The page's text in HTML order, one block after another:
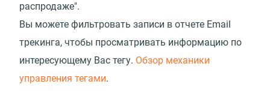
распродаже".
Вы можете фильтровать записи в отчете Email
трекинга, чтобы просматривать информацию по
интересующему Вас тегу. Обзор механики
управления тегами.